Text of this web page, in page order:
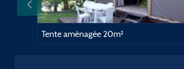
Tente aménagée 20m²